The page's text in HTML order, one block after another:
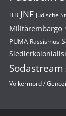
ITB JNF Jüdische
Militärembargo
PUMA Rassismus
Sodastream
Völkermord /